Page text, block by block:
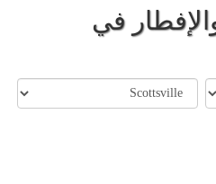
في